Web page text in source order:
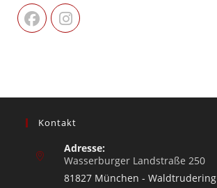
Kontakt
Adresse:
Wasserburger Landstraße 250
81827 München - Waldtrudering